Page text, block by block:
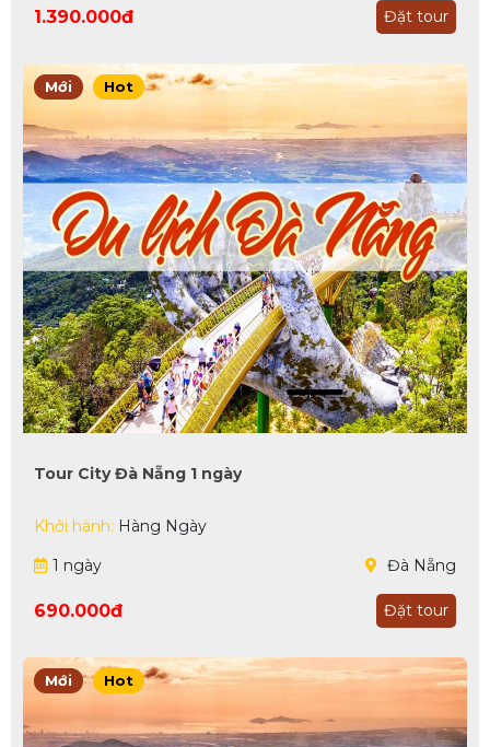
1.390.000đ Đặt tour
Mới Hot
Tour City Đà Nẵng 1 ngày
Khởi hành: Hàng Ngày
1 ngày
Đà Nẵng
690.000đ Đặt tour
Mới Hot